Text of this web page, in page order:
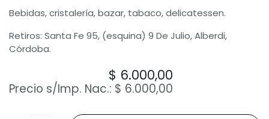
Bebidas, cristalería, bazar, tabaco, delicatessen.
Retiros: Santa Fe 95, (esquina) 9 De Julio, Alberdi,
Córdoba.
$ 6.000,00
Precio s/Imp. Nac.: $ 6.000,00